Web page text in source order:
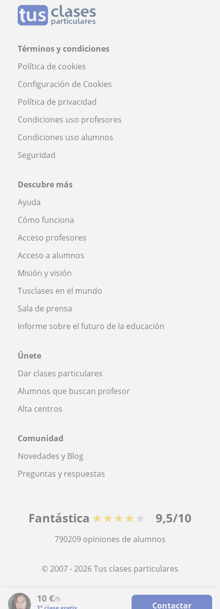
10 €/h
Contactar
Términos y condiciones
Política de cookies
Configuración de Cookies
Política de privacidad
Condiciones uso profesores
Condiciones uso alumnos
Seguridad
Descubre más
Ayuda
Cómo funciona
Acceso profesores
Acceso a alumnos
Misión y visión
Tusclases en el mundo
Sala de prensa
Informe sobre el futuro de la educación
Únete
Dar clases particulares
Alumnos que buscan profesor
Alta centros
Comunidad
Novedades y Blog
Preguntas y respuestas
Fantástica ★★★★★ 9,5/10
790209 opiniones de alumnos
© 2007 - 2026 Tus clases particulares
Mapa web: Profesores particulares